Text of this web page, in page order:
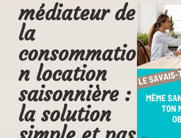
médiateur de
la
consommatio
n location
saisonnière :
la solution